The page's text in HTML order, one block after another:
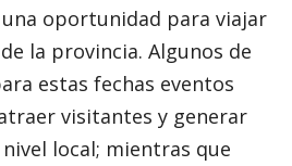
oportunidad para viajar
la provincia. Algunos de
estas fechas eventos
visitantes y generar
local; mientras que